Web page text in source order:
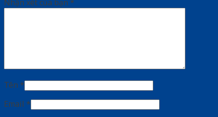
Nhận xét của bạn *
Tên *
Email *